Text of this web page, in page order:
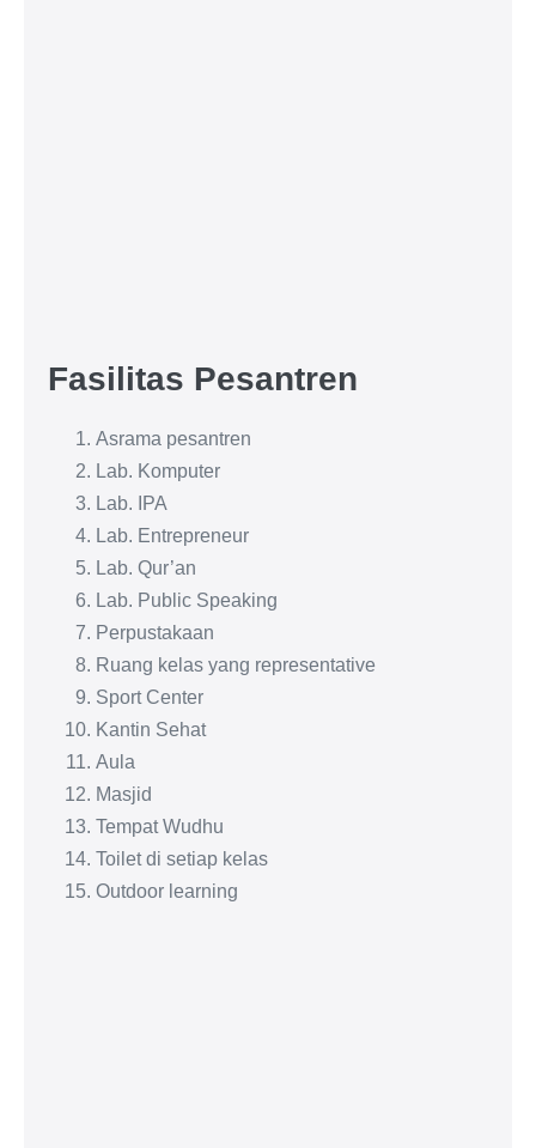
Fasilitas Pesantren
Asrama pesantren
Lab. Komputer
Lab. IPA
Lab. Entrepreneur
Lab. Qur’an
Lab. Public Speaking
Perpustakaan
Ruang kelas yang representative
Sport Center
Kantin Sehat
Aula
Masjid
Tempat Wudhu
Toilet di setiap kelas
Outdoor learning